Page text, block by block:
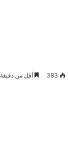
383 أقل من دقيقة